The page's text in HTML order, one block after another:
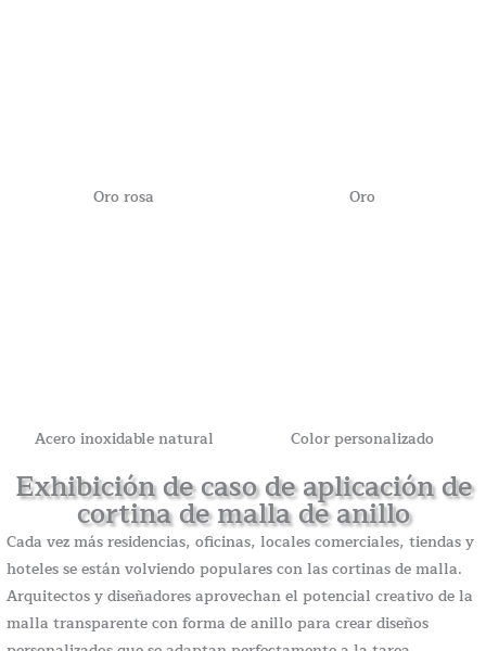
Oro rosa Oro
Acero inoxidable natural Color personalizado
Exhibición de caso de aplicación de
cortina de malla de anillo
Cada vez más residencias, oficinas, locales comerciales, tiendas y
hoteles se están volviendo populares con las cortinas de malla.
Arquitectos y diseñadores aprovechan el potencial creativo de la
malla transparente con forma de anillo para crear diseños